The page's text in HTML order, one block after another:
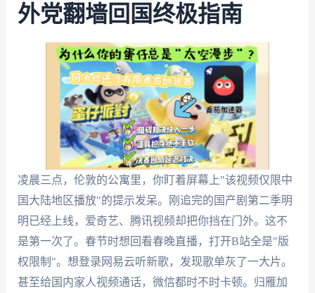
外党翻墙回国终极指南
凌晨三点，伦敦的公寓里，你盯着屏幕上"该视频仅限中
国大陆地区播放"的提示发呆。刚追完的国产剧第二季明
明已经上线，爱奇艺、腾讯视频却把你挡在门外。这不
是第一次了。春节时想回看春晚直播，打开B站全是"版
权限制"。想登录网易云听新歌，发现歌单灰了一大片。
甚至给国内家人视频通话，微信都时不时卡顿。归雁加